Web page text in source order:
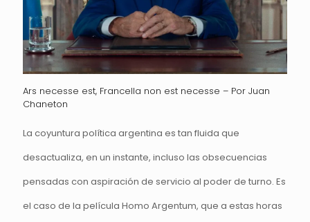
Ars necesse est, Francella non est necesse – Por Juan
Chaneton
La coyuntura política argentina es tan fluida que
desactualiza, en un instante, incluso las obsecuencias
pensadas con aspiración de servicio al poder de turno. Es
el caso de la película Homo Argentum, que a estas horas